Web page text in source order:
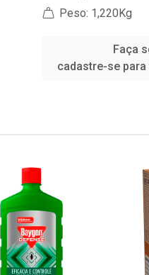
Peso: 1,220Kg
Faça
cadastre-se